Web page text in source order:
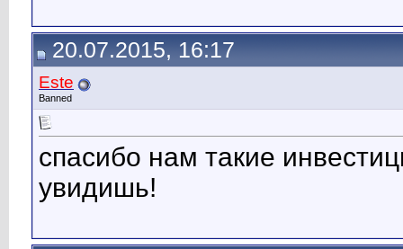
20.07.2015, 16:17
Este
Banned
спасибо нам такие
увидишь!